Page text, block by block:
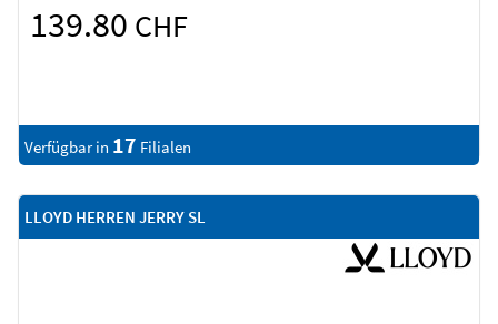
139.80 CHF
Verfügbar in 17 Filialen
LLOYD HERREN JERRY SL